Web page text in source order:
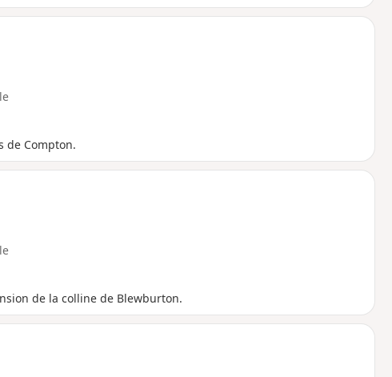
de Compton.
de la colline de Blewburton.